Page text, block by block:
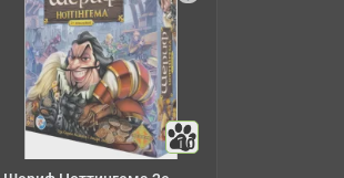
10